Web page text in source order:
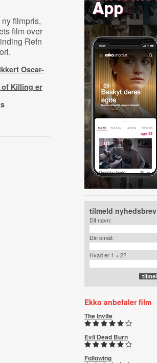
filmpris,
film over
Refn
Oscar-
of Killing er
tilmeld nyhedsbrev
Dit navn:
Din email:
Hvad er 1 + 2?
Ekko anbefaler film
The Invite
Evil Dead Burn
Following